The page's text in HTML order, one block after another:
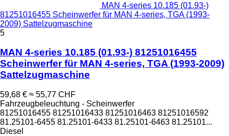
MAN 4-series 10.185 (01.93-)
81251016455 Scheinwerfer für MAN 4-series, TGA (1993-
2009) Sattelzugmaschine
5
MAN 4-series 10.185 (01.93-) 81251016455
Scheinwerfer für MAN 4-series, TGA (1993-2009)
Sattelzugmaschine
59,68 € ≈ 55,77 CHF
Fahrzeugbeleuchtung - Scheinwerfer
81251016455 81251016433 81251016463 81251016592
81.25101-6455 81.25101-6433 81.25101-6463 81.25101...
Diesel